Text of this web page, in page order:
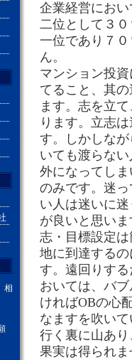
企業経営にお
二位として３
一位であり７
ん。
マンション投
てること、其
ます。志を立
ります。立志
す。しかしな
いても渡らな
外になってし
のみです。迷
い人は迷いに
が良いと思いま
志・目標設定
地に到達する
す。遠回りす
おいては、バ
ければOBの心
なますを吹い
行く裏に山あ
果実は得られ
相